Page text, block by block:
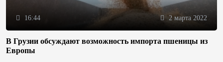
16:44 2 марта 2022
В Грузии обсуждают возможность импорта пшеницы из
Европы